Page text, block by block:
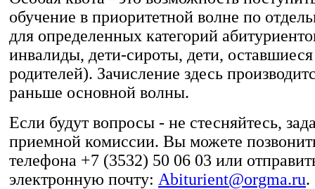
обучение в приоритетной волне по
для определенных категорий
инвалиды, дети-сироты, дети,
родителей). Зачисление здесь
раньше основной волны.
Если будут вопросы - не стесняйтесь,
приемной комиссии. Вы можете
телефона +7 (3532) 50 06 03 или
электронную почту: Abiturient@orgma.ru.